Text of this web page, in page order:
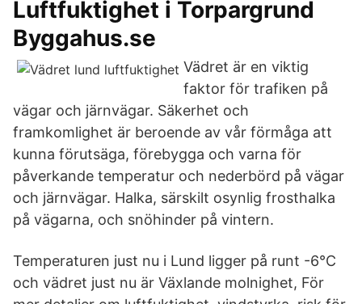
Luftfuktighet i Torpargrund
Byggahus.se
Vädret är en viktig
faktor för trafiken på
vägar och järnvägar. Säkerhet och
framkomlighet är beroende av vår förmåga att
kunna förutsäga, förebygga och varna för
påverkande temperatur och nederbörd på vägar
och järnvägar. Halka, särskilt osynlig frosthalka
på vägarna, och snöhinder på vintern.
Temperaturen just nu i Lund ligger på runt -6°C
och vädret just nu är Växlande molnighet, För